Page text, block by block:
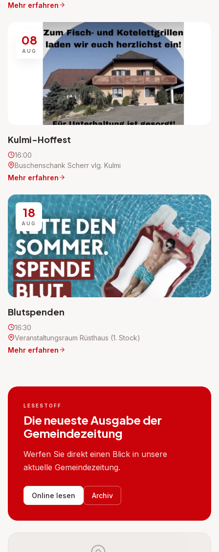
Mehr erfahren
08
AUG
Kulmi-Hoffest
16:00
Buschenschank Scherr vlg. Kulmi
Mehr erfahren
18
AUG
Blutspenden
16:30
Veranstaltungsraum Rüsthaus (1. Stock)
Mehr erfahren
LESESTOFF
Die neueste Ausgabe der
Gemeindezeitung
Werfen Sie direkt einen Blick in unsere
aktuelle Gemeindezeitung.
Online lesen Archiv